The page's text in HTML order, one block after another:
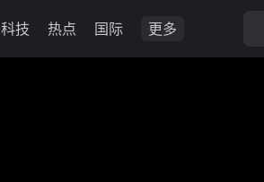
科技 热点 国际 更多